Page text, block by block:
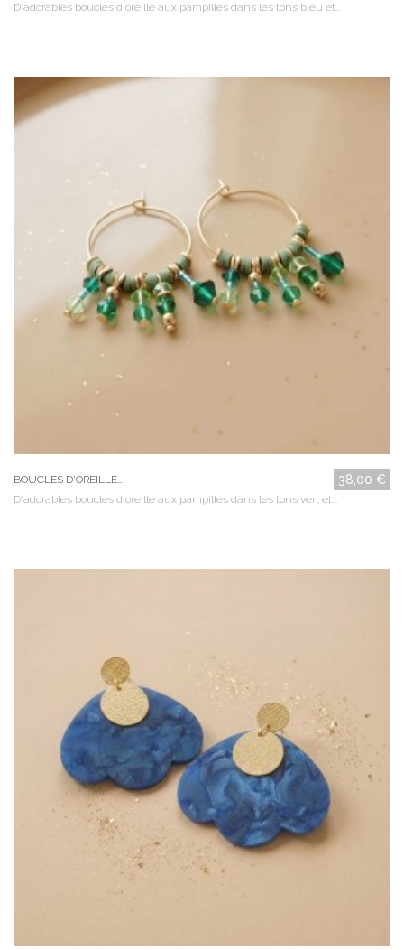
D'adorables boucles d'oreille aux pampilles dans les tons bleu et...
BOUCLES D'OREILLE... 38,00 €
D'adorables boucles d'oreille aux pampilles dans les tons vert et...